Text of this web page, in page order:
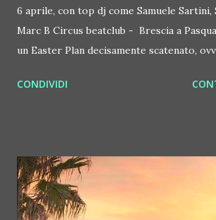
6 aprile, con top dj come Samuele Sartini,
Marc B Circus beatclub - Brescia a
un Easter Plan decisamente scatenato,
programma, davvero ricco di musica. Si
guest internazionale. Eccoci a venerdì 3
party di Easter Plan, quando al Circus
torna Samuele Sartini (nella foto) per
CONDIVIDI